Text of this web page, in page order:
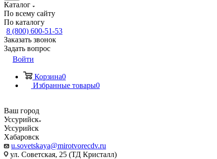
Каталог
По всему сайту
По каталогу
8 (800) 600-51-53
Заказать звонок
Задать вопрос
Войти
Корзина0
Избранные товары0
Ваш город
Уссурийск
Уссурийск
Хабаровск
u.sovetskaya@mirotvorecdv.ru
ул. Советская, 25 (ТД Кристалл)